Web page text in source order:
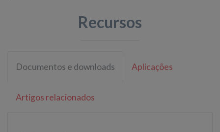
Recursos
Documentos e downloads Aplicações
Artigos relacionados